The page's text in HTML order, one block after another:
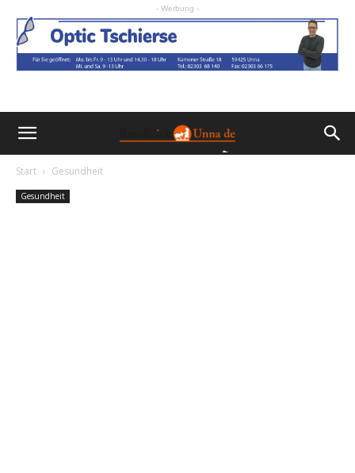
- Werbung -
Start Gesundheit
Gesundheit